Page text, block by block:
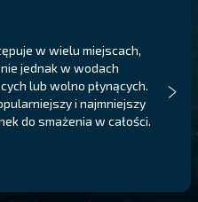
w wielu miejscach,
jednak w wodach
lub wolno płynących.
i najmniejszy
do smażenia w całości.